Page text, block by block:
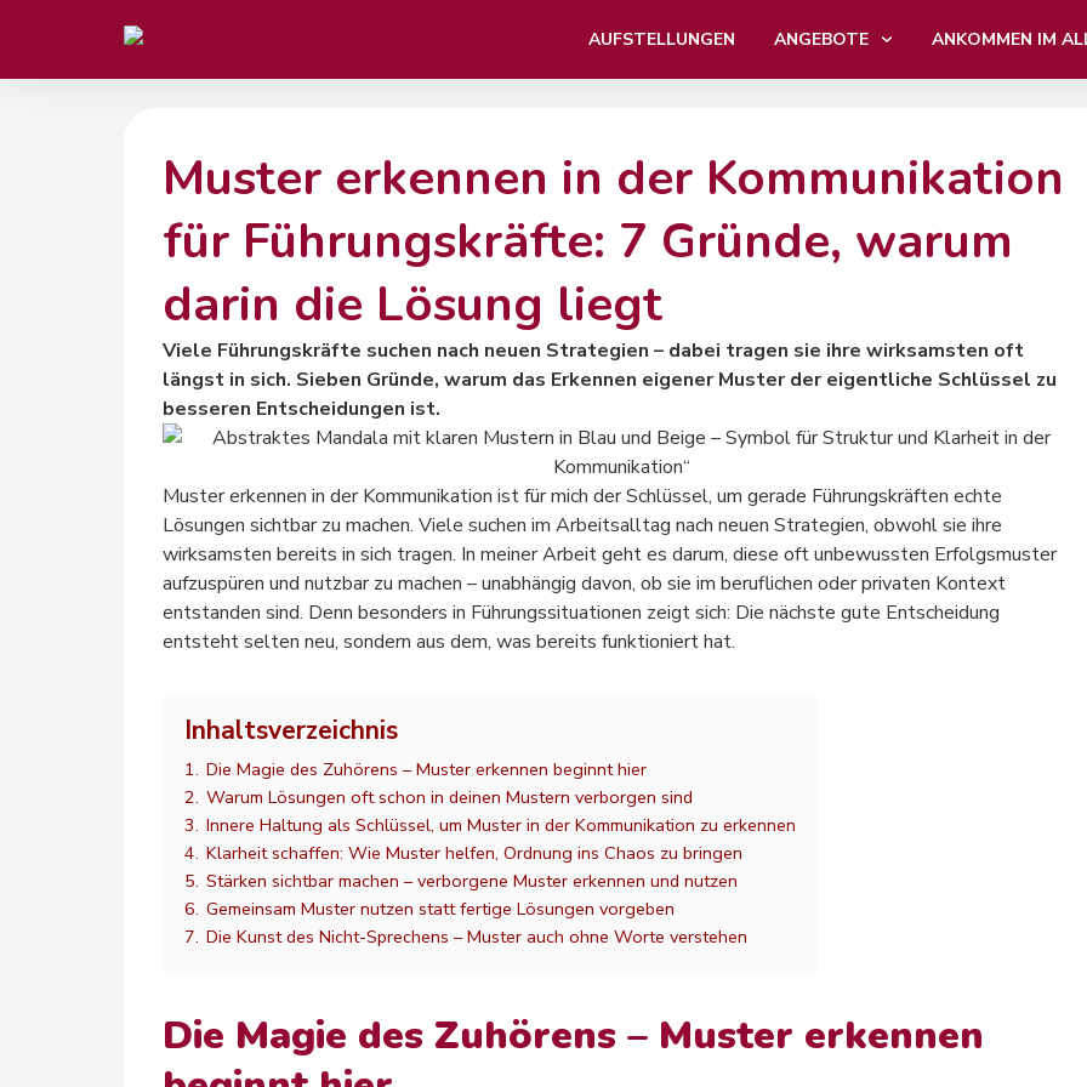
AUFSTELLUNGEN ANGEBOTE ANKOMMEN IM
Muster erkennen in der Kommunikation
für Führungskräfte: 7 Gründe, warum
darin die Lösung liegt
Viele Führungskräfte suchen nach neuen Strategien – dabei tragen sie ihre wirksamsten oft
längst in sich. Sieben Gründe, warum das Erkennen eigener Muster der eigentliche Schlüssel zu
besseren Entscheidungen ist.
Muster erkennen in der Kommunikation ist für mich der Schlüssel, um gerade Führungskräften echte
Lösungen sichtbar zu machen. Viele suchen im Arbeitsalltag nach neuen Strategien, obwohl sie ihre
wirksamsten bereits in sich tragen. In meiner Arbeit geht es darum, diese oft unbewussten Erfolgsmuster
aufzuspüren und nutzbar zu machen – unabhängig davon, ob sie im beruflichen oder privaten Kontext
entstanden sind. Denn besonders in Führungssituationen zeigt sich: Die nächste gute Entscheidung
entsteht selten neu, sondern aus dem, was bereits funktioniert hat.
Inhaltsverzeichnis
1. Die Magie des Zuhörens – Muster erkennen beginnt hier
2. Warum Lösungen oft schon in deinen Mustern verborgen sind
3. Innere Haltung als Schlüssel, um Muster in der Kommunikation zu erkennen
4. Klarheit schaffen: Wie Muster helfen, Ordnung ins Chaos zu bringen
5. Stärken sichtbar machen – verborgene Muster erkennen und nutzen
6. Gemeinsam Muster nutzen statt fertige Lösungen vorgeben
7. Die Kunst des Nicht-Sprechens – Muster auch ohne Worte verstehen
Die Magie des Zuhörens – Muster erkennen